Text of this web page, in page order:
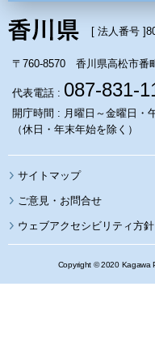
[ 法人番号 ]
〒760-8570 香川県高松市番
代表電話 : 087-831-
開庁時間 : 月曜日～金曜日・
（休日・年末年始を除く）
サイトマップ
ウェブアクセシビリティ方針
Copyright © 2020 Kagawa